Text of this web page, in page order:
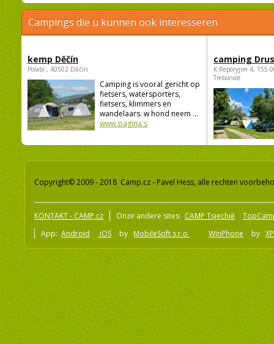
Campings die u kunnen ook interesseren
kemp Děčín
Polabí , 40502 Děčín
Camping is vooral gericht op
fietsers, watersporters,
fietsers, klimmers en
wandelaars. w hond neem ...
www pagina's
camping
K Reporyjim 4, 155
Trebonice
Copyright© 2009 - 2018 Camp.cz - Pavel Hess, alle rechten
KONTAKT - CAMP.cz Onze andere sites: CAMP Tsjechië
App: Android iOS by MobileSoft s.r.o WinPhone by